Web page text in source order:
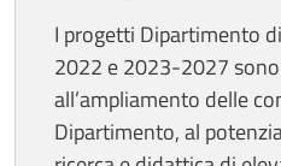
I progetti Dipartimento
2022 e 2023-2027
all’ampliamento delle
Dipartimento, al